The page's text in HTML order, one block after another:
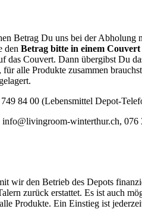
Betrag Du uns bei der
den Betrag bitte in einem
das Couvert. Dann übergibst Du
alle Produkte zusammen
84 00 (Lebensmittel Depot-
winterthur.ch, 076
wir den Betrieb des Depots
zurück erstattet. Es ist auch
Produkte. Ein Einstieg ist